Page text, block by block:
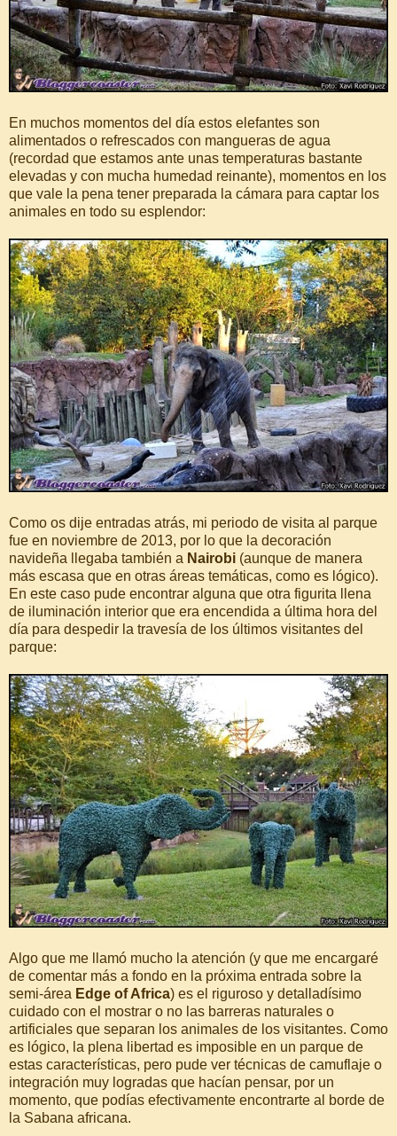
En muchos momentos del día estos elefantes son
alimentados o refrescados con mangueras de agua
(recordad que estamos ante unas temperaturas bastante
elevadas y con mucha humedad reinante), momentos en los
que vale la pena tener preparada la cámara para captar los
animales en todo su esplendor:
Como os dije entradas atrás, mi periodo de visita al parque
fue en noviembre de 2013, por lo que la decoración
navideña llegaba también a Nairobi (aunque de manera
más escasa que en otras áreas temáticas, como es lógico).
En este caso pude encontrar alguna que otra figurita llena
de iluminación interior que era encendida a última hora del
día para despedir la travesía de los últimos visitantes del
parque:
Algo que me llamó mucho la atención (y que me encargaré
de comentar más a fondo en la próxima entrada sobre la
semi-área Edge of Africa) es el riguroso y detalladísimo
cuidado con el mostrar o no las barreras naturales o
artificiales que separan los animales de los visitantes. Como
es lógico, la plena libertad es imposible en un parque de
estas características, pero pude ver técnicas de camuflaje o
integración muy logradas que hacían pensar, por un
momento, que podías efectivamente encontrarte al borde de
la Sabana africana.